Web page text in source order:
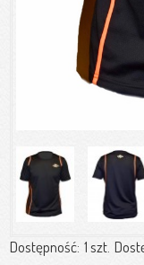
Dostępność: 1 szt.